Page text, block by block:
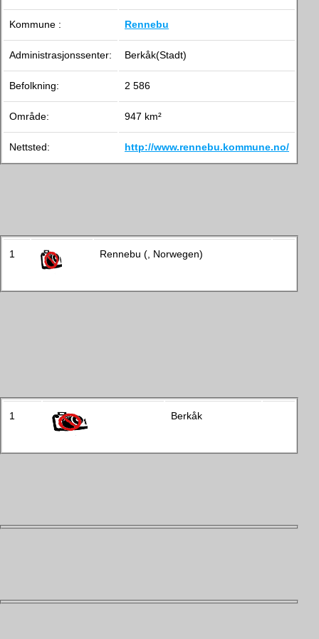
Kommune : Rennebu
Administrasjonssenter: Berkåk(Stadt)
Befolkning: 2 586
Område: 947 km²
Nettsted: http://www.rennebu.kommune.no/
1 Rennebu (, Norwegen)
1 Berkåk